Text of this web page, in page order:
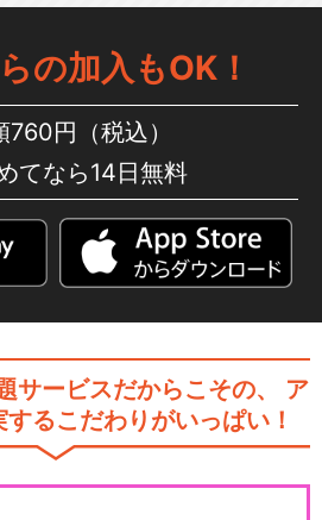
の加入もOK！
760円（税込）
てなら14日無料
サービスだからこその、
ア
るこだわりがいっぱい！